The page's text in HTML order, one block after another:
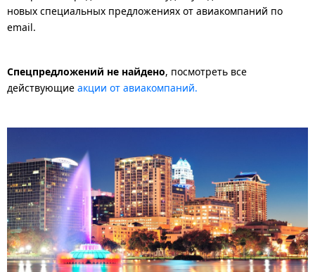
новых специальных предложениях от авиакомпаний по
email.
Спецпредложений не найдено, посмотреть все
действующие акции от авиакомпаний.